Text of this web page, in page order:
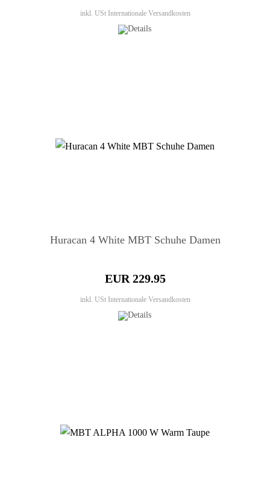
inkl. USt Internationale Versandkosten
Huracan 4 White MBT Schuhe Damen
EUR 229.95
inkl. USt Internationale Versandkosten